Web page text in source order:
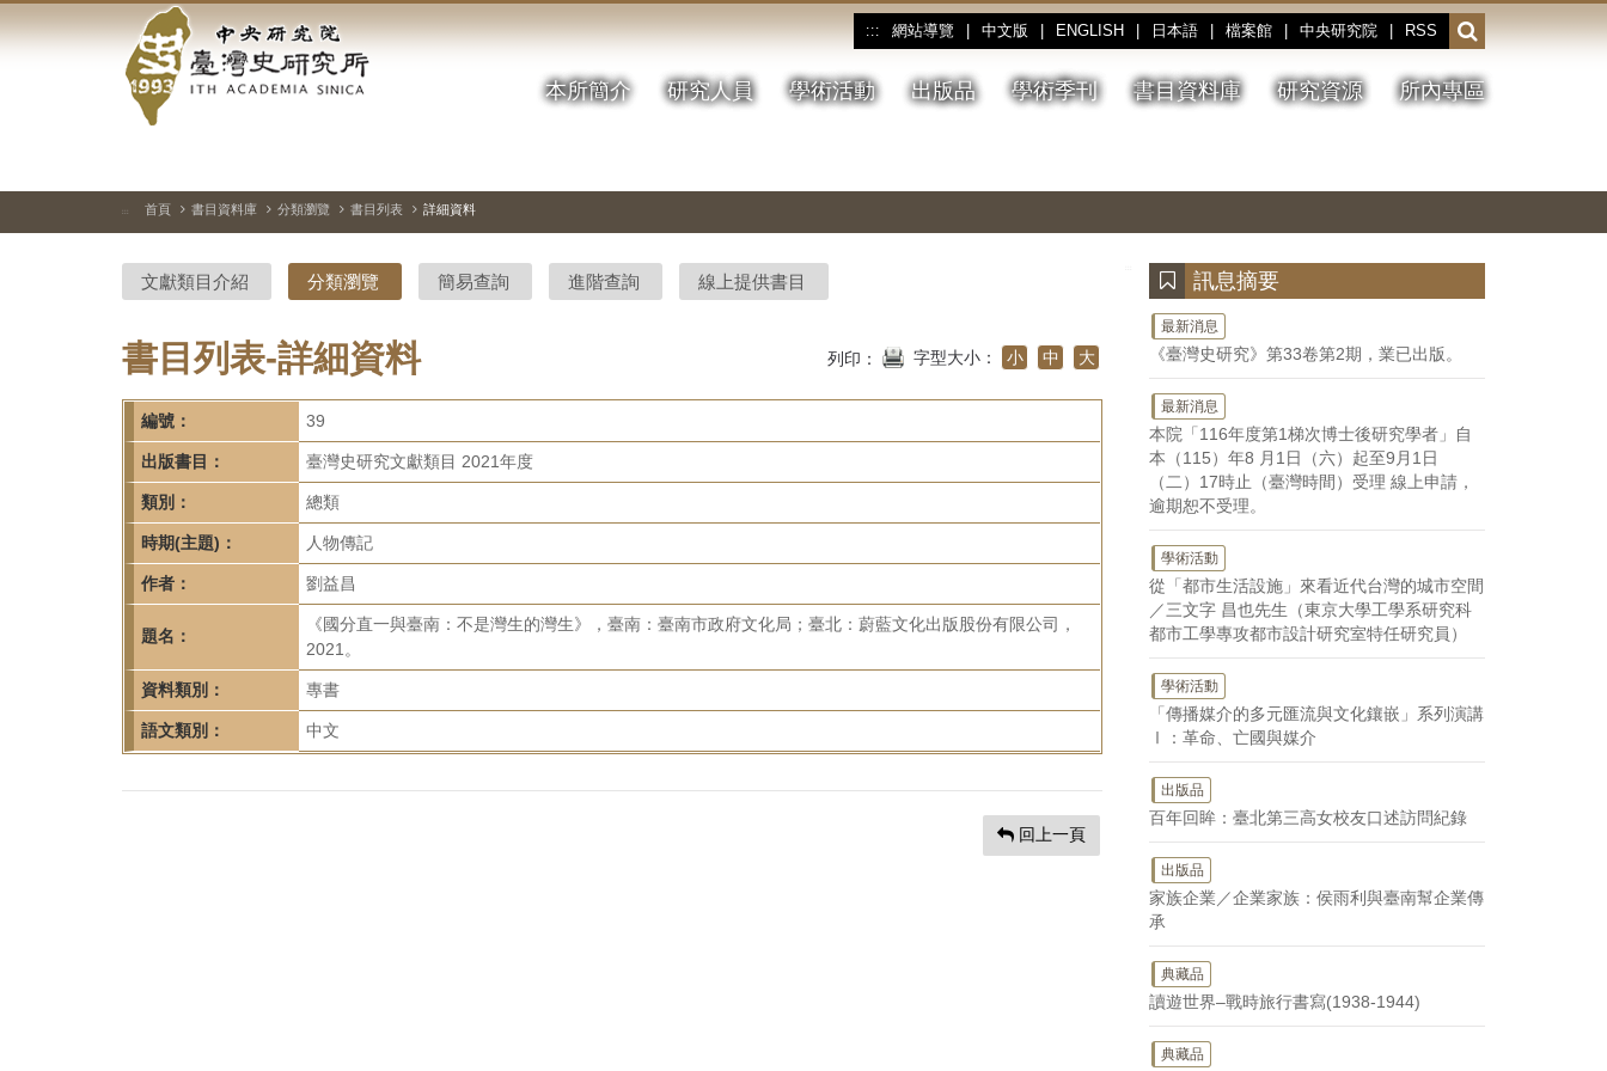
到
中
央
研
院-
臺
灣
史
研
究
所-
首
頁
::: 網站導覽 中文版 ENGLISH 日本語 檔案館 中央研究院 RSS
開
啟
或
收
本所簡介 研究人員 學術活動 出版品 學術季刊 書目資料庫 研究資源 所內專區
停、
圖
圖
結
::: 首頁 書目資料庫 分類瀏覽 書目列表 詳細資料
文獻類目介紹 分類瀏覽 簡易查詢 進階查詢 線上提供書目
書目列表-詳細資料 列印： 字型大小： 小 中 大
編號： 39
出版書目： 臺灣史研究文獻類目 2021年度
類別： 總類
時期(主題)： 人物傳記
作者： 劉益昌
題名：
《國分直一與臺南：不是灣生的灣生》，臺南：臺南市政府文化局；臺北：蔚藍文化出版股份有限公司，
2021。
資料類別： 專書
語文類別： 中文
回上一頁
訊息摘要
最新消息
《臺灣史研究》第33卷第2期，業已出版。
最新消息
本院「116年度第1梯次博士後研究學者」自
本（115）年8 月1日（六）起至9月1日
（二）17時止（臺灣時間）受理 線上申請，
逾期恕不受理。
學術活動
從「都市生活設施」來看近代台灣的城市空間
／三文字 昌也先生（東京大學工學系研究科
都市工學專攻都市設計研究室特任研究員）
學術活動
「傳播媒介的多元匯流與文化鑲嵌」系列演講
Ⅰ：革命、亡國與媒介
出版品
百年回眸：臺北第三高女校友口述訪問紀錄
出版品
家族企業／企業家族：侯雨利與臺南幫企業傳
承
典藏品
讀遊世界–戰時旅行書寫(1938-1944)
典藏品